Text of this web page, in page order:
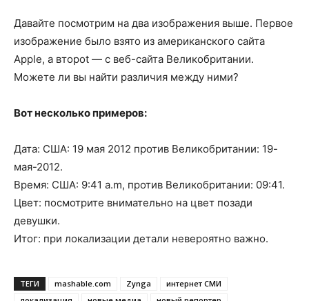
Давайте посмотрим на два изображения выше. Первое
изображение было взято из американского сайта
Apple, а второt — с веб-сайта Великобритании.
Можете ли вы найти различия между ними?
Вот несколько примеров:
Дата: США: 19 мая 2012 против Великобритании: 19-
мая-2012.
Время: США: 9:41 a.m, против Великобритании: 09:41.
Цвет: посмотрите внимательно на цвет позади
девушки.
Итог: при локализации детали невероятно важно.
ТЕГИ mashable.com Zynga
интернет СМИ